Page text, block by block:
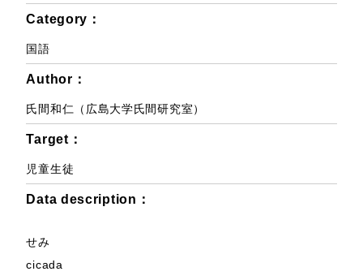
Category：
国語
Author：
氏間和仁（広島大学氏間研究室）
Target：
児童生徒
Data description：
せみ
cicada